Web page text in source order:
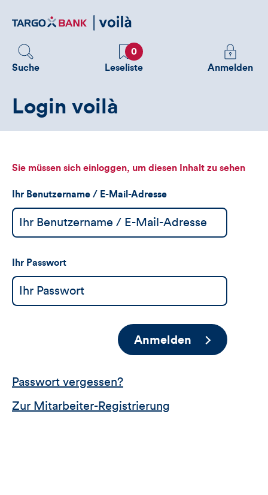
zum
Suche
Favoriten
0
Leseliste
Melden
Sie
sehen
Anmelden
Login voilà
Sie müssen sich einloggen, um diesen Inhalt zu sehen
Ihr Benutzername / E-Mail-Adresse
Ihr Passwort
Anmelden
Passwort vergessen?
Zur Mitarbeiter-Registrierung